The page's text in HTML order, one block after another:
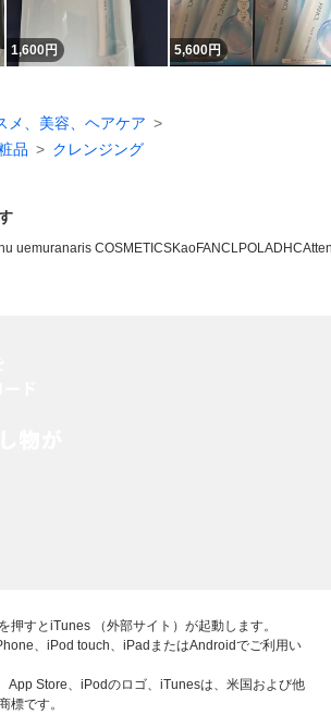
1,600円 5,600円
メ、美容、ヘアケア
品
クレンジング
uemuranaris COSMETICSKaoFANCLPOLADHC
押すとiTunes （外部サイト）が起動します。
、iPod touch、iPadまたはAndroidでご利用い
App Store、iPodのロゴ、iTunesは、米国および他
標です。